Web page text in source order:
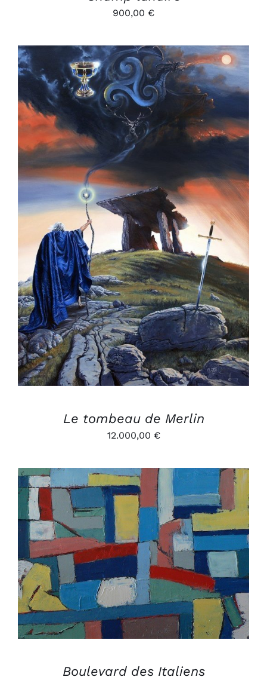
900,00 €
AJOUTER AU PANIER
/
DÉTAILS
Le tombeau de Merlin
12.000,00 €
AJOUTER AU PANIER
/
DÉTAILS
Boulevard des Italiens